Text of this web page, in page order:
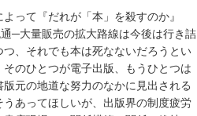
って『だれが「本」を殺すのか』
─大量販売の拡大路線は今後は行き詰
、それでも本は死なないだろうとい
のひとつが電子出版、もうひとつは
元の地道な努力のなかに見出される
あってほしいが、出版界の制度疲労